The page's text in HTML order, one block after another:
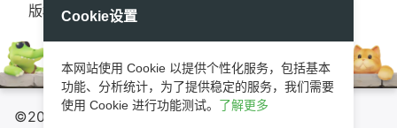
版权协议
©2020 - 2026 By 0x3ff18a 你是在静静的情义中生长
Cookie设置
本网站使用 Cookie 以提供个性化服务，包括基本
功能、分析统计，为了提供稳定的服务，我们需要
使用 Cookie 进行功能测试。 了解更多